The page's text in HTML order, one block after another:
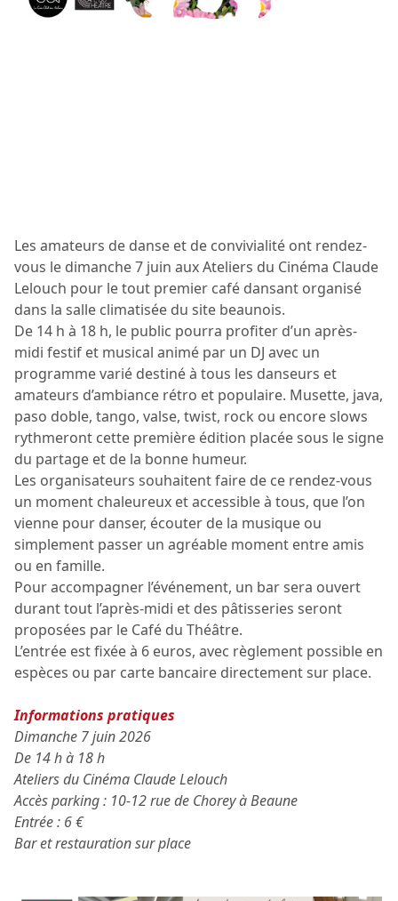
Les amateurs de danse et de convivialité ont rendez-
vous le dimanche 7 juin aux Ateliers du Cinéma Claude
Lelouch pour le tout premier café dansant organisé
dans la salle climatisée du site beaunois.
De 14 h à 18 h, le public pourra profiter d’un après-
midi festif et musical animé par un DJ avec un
programme varié destiné à tous les danseurs et
amateurs d’ambiance rétro et populaire. Musette, java,
paso doble, tango, valse, twist, rock ou encore slows
rythmeront cette première édition placée sous le signe
du partage et de la bonne humeur.
Les organisateurs souhaitent faire de ce rendez-vous
un moment chaleureux et accessible à tous, que l’on
vienne pour danser, écouter de la musique ou
simplement passer un agréable moment entre amis
ou en famille.
Pour accompagner l’événement, un bar sera ouvert
durant tout l’après-midi et des pâtisseries seront
proposées par le Café du Théâtre.
L’entrée est fixée à 6 euros, avec règlement possible en
espèces ou par carte bancaire directement sur place.
Informations pratiques
Dimanche 7 juin 2026
De 14 h à 18 h
Ateliers du Cinéma Claude Lelouch
Accès parking : 10-12 rue de Chorey à Beaune
Entrée : 6 €
Bar et restauration sur place